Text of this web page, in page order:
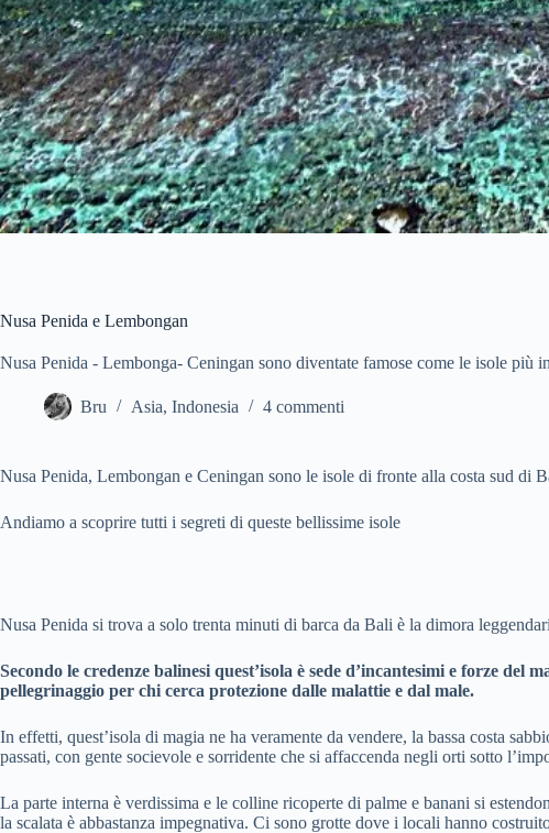
Nusa Penida e Lembongan
Nusa Penida - Lembonga- Ceningan sono diventate famose come le isole più
Bru Asia, Indonesia 4 commenti
Nusa Penida, Lembongan e Ceningan sono le isole di fronte alla costa sud
Andiamo a scoprire tutti i segreti di queste bellissime isole
Nusa Penida si trova a solo trenta minuti di barca da Bali è la dimora
Secondo le credenze balinesi quest’isola è sede d’incantesimi e forze del
pellegrinaggio per chi cerca protezione dalle malattie e dal male.
In effetti, quest’isola di magia ne ha veramente da vendere, la bassa costa
passati, con gente socievole e sorridente che si affaccenda negli orti sotto
La parte interna è verdissima e le colline ricoperte di palme e banani si
la scalata è abbastanza impegnativa. Ci sono grotte dove i locali hanno